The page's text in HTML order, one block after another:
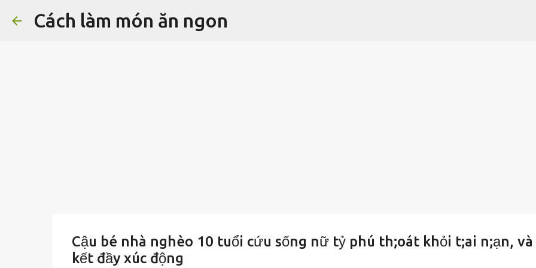
Cách làm món ăn ngon
Cậu bé nhà nghèo 10 tuổi cứu sống nữ tỷ phú th;oát khỏi t;ai n;ạn, và
kết đầy xúc động